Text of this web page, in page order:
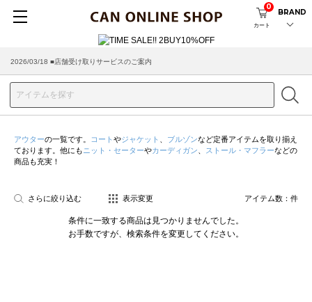
カート
0
BRAND
2026/03/18 ■店舗受け取りサービスのご案内
アウターの一覧です。 コート やジャケット ブルゾンなど定番アイテムを取り揃え
ております。他にも ニット・セーターやカーディガン ストール・マフラーなどの
商品も充実！
さらに絞り込む 表示変更 アイテム数： 件
条件に一致する商品は見つかりませんでした。
お手数ですが、検索条件を変更してください。